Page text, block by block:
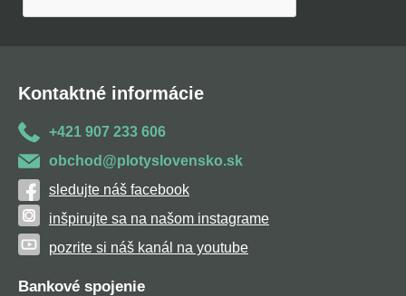
Kontaktné informácie
+421 907 233 606
obchod@plotyslovensko.sk
sledujte náš facebook
inšpirujte sa na našom instagrame
pozrite si náš kanál na youtube
Bankové spojenie